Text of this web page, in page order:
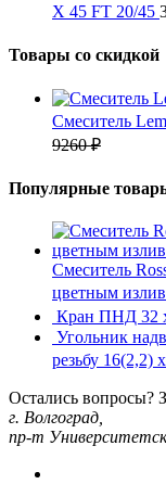
X 45 FT 20/45
Товары со скидкой
Смеситель
9260₽
Популярные
Смеситель
цветным
Кран ПНД 32
Угольник
резьбу 16(2,2)
Остались вопросы?
г. Волгоград,
пр-т